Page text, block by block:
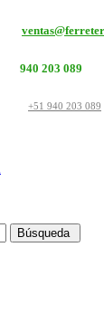
940 203 089
+51 940 203 089
Búsqueda